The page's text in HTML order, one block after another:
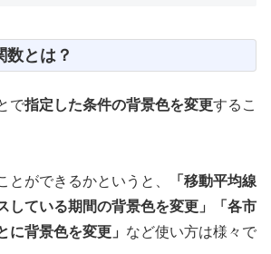
数とは？
で指定した条件の背景色を変更するこ
とができるかというと、
「移動平均線
している期間の背景色を変更」「各市
に背景色を変更」 など使い方は様々で